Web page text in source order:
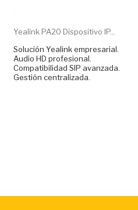
Yealink PA20 Dispositivo IP...
Solución Yealink empresarial.
Audio HD profesional.
Compatibilidad SIP avanzada.
Gestión centralizada.